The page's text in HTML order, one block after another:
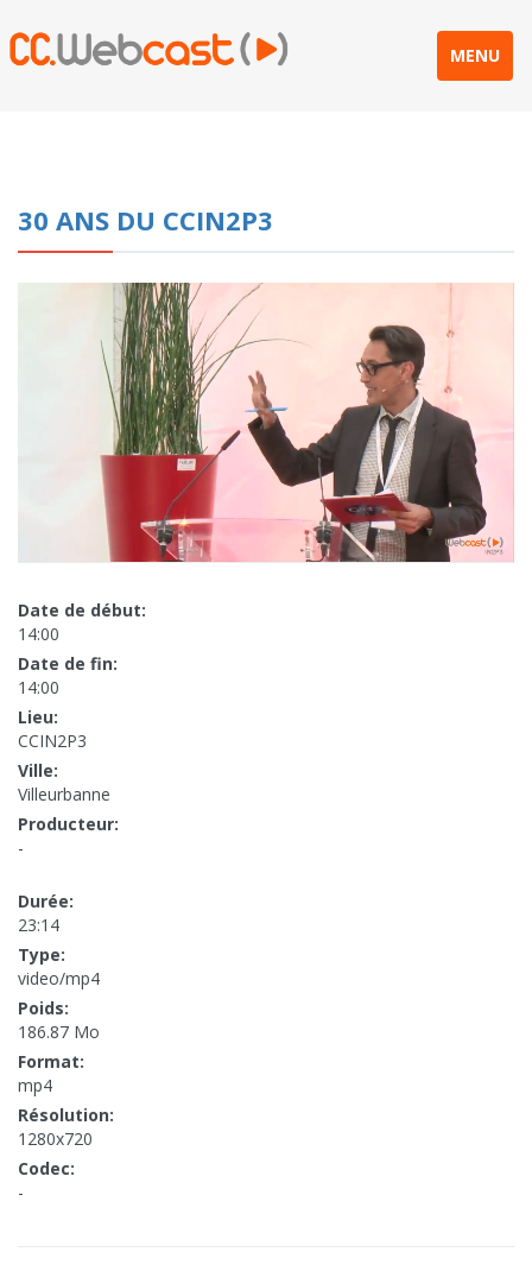
MENU
30 ANS DU CCIN2P3
Date de début:
14:00
Date de fin:
14:00
Lieu:
CCIN2P3
Ville:
Villeurbanne
Producteur:
-
Durée:
23:14
Type:
video/mp4
Poids:
186.87 Mo
Format:
mp4
Résolution:
1280x720
Codec:
-